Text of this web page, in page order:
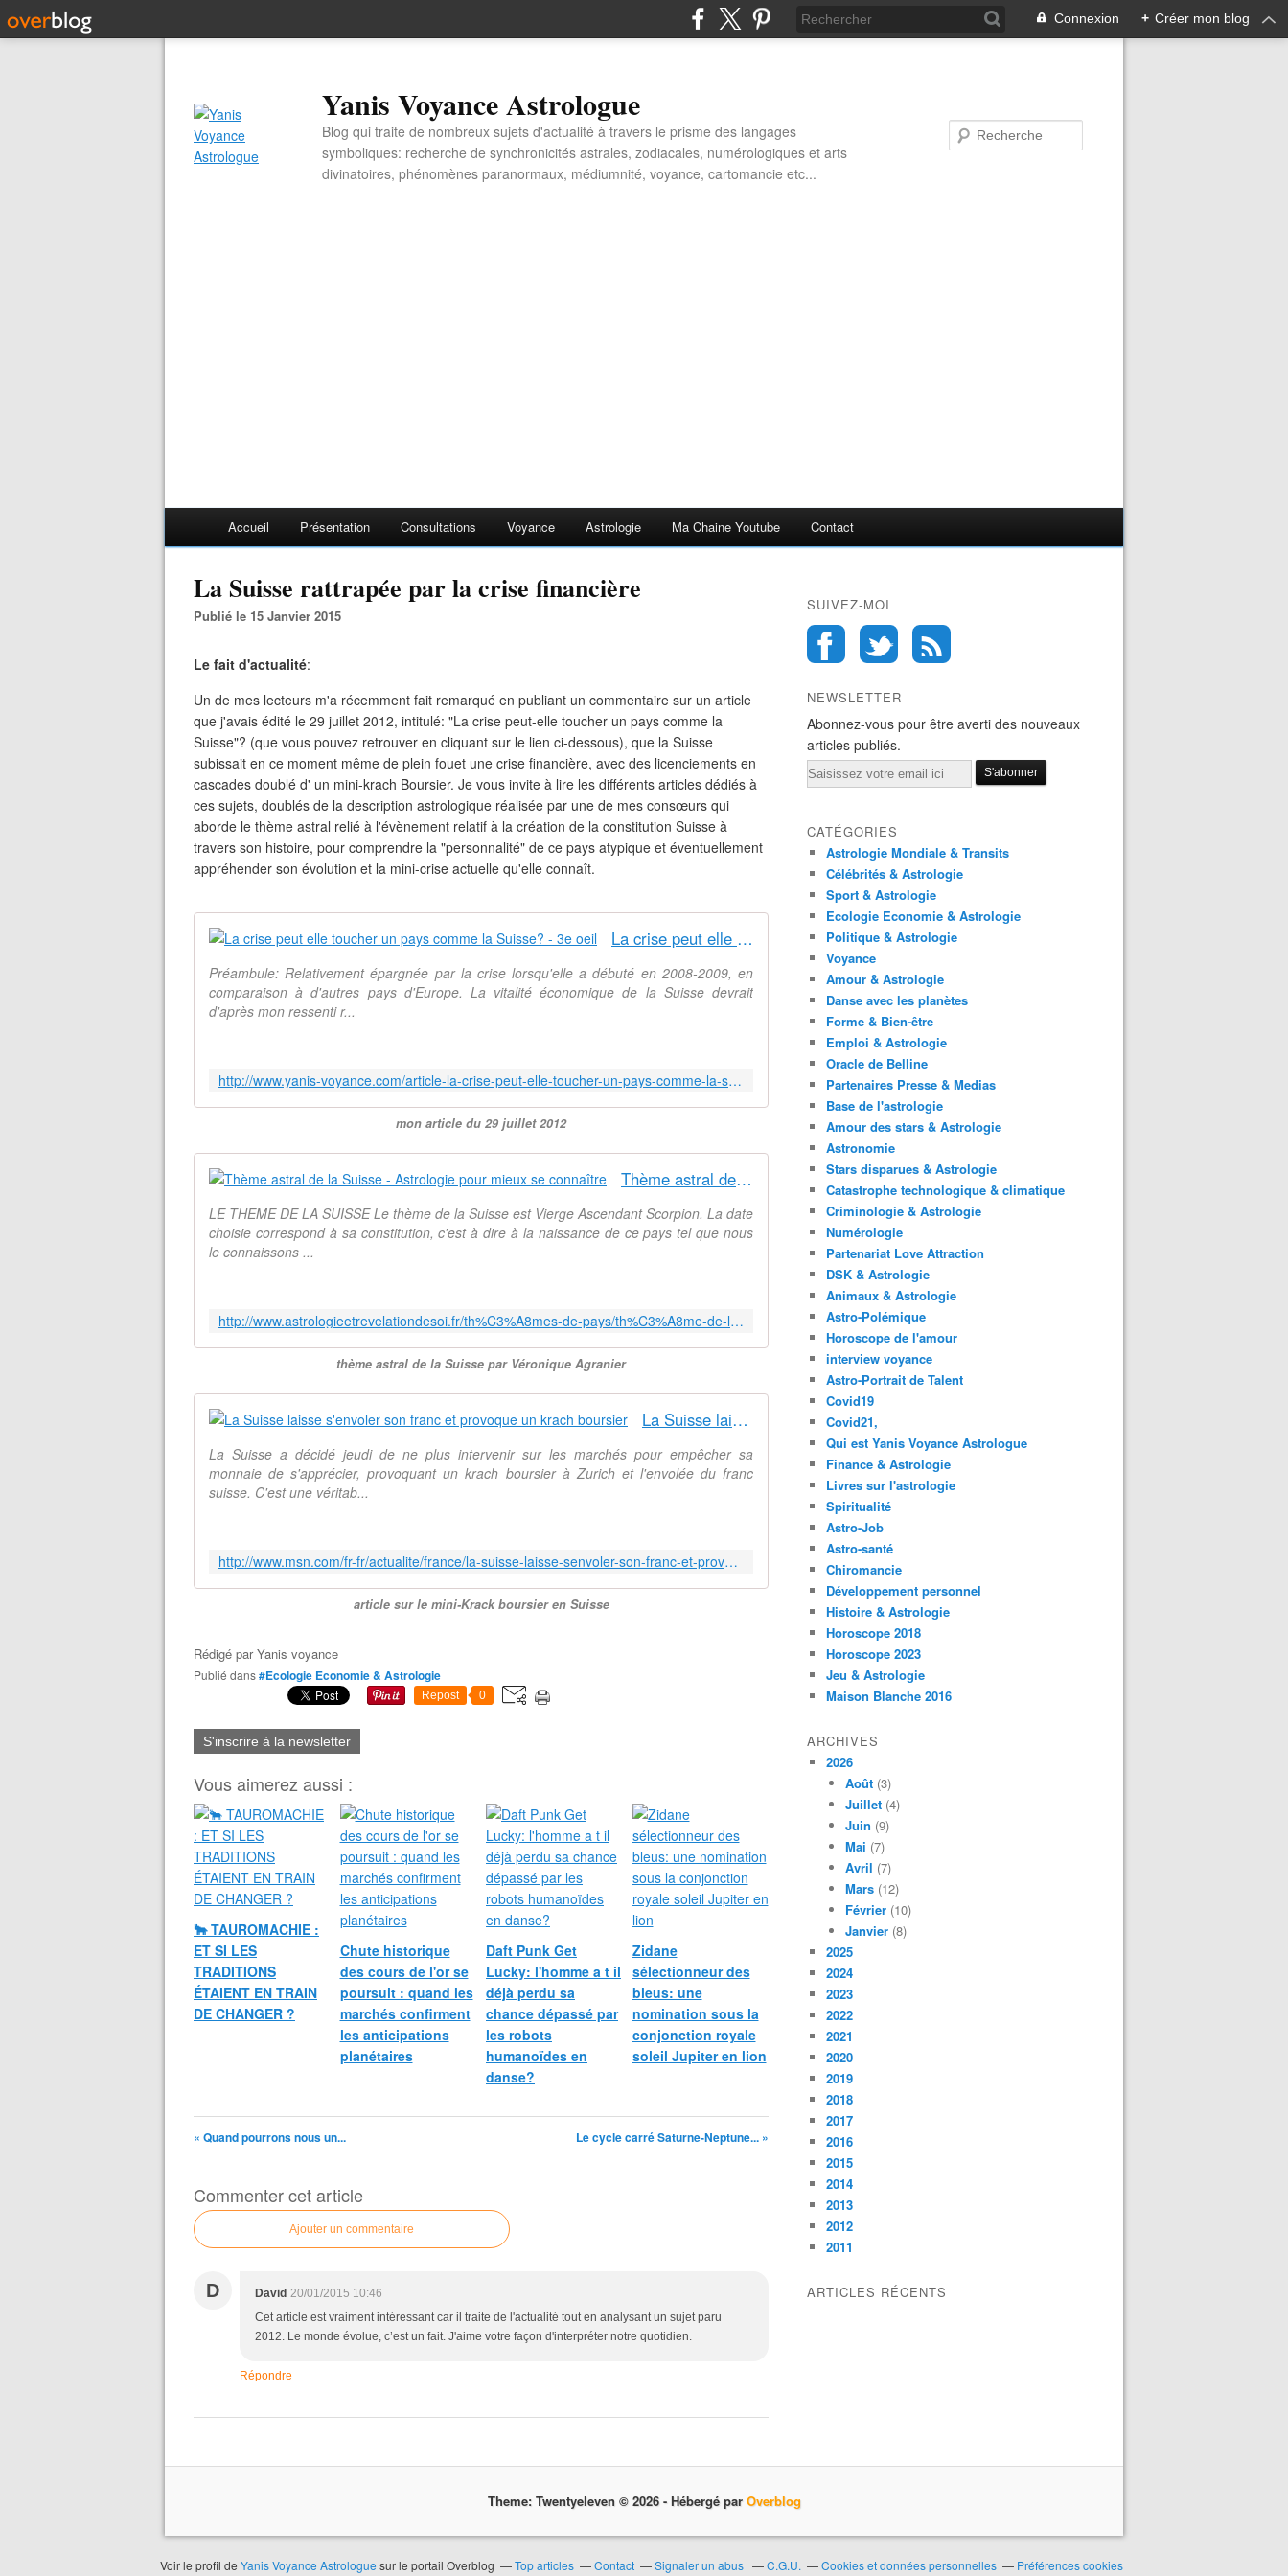
Connexion + Créer mon blog
Yanis Voyance Astrologue
Blog qui traite de nombreux sujets d'actualité à travers le prisme des langages
symboliques: recherche de synchronicités astrales, zodiacales, numérologiques et arts
divinatoires, phénomènes paranormaux, médiumnité, voyance, cartomancie etc...
Accueil Présentation Consultations Voyance Astrologie Ma Chaine Youtube Contact
La Suisse rattrapée par la crise financière
Publié le 15 Janvier 2015
Le fait d'actualité:
Un de mes lecteurs m'a récemment fait remarqué en publiant un commentaire sur un article
que j'avais édité le 29 juillet 2012, intitulé: "La crise peut-elle toucher un pays comme la
Suisse"? (que vous pouvez retrouver en cliquant sur le lien ci-dessous), que la Suisse
subissait en ce moment même de plein fouet une crise financière, avec des licenciements en
cascades doublé d' un mini-krach Boursier. Je vous invite à lire les différents articles dédiés à
ces sujets, doublés de la description astrologique réalisée par une de mes consœurs qui
aborde le thème astral relié à l'évènement relatif à la création de la constitution Suisse à
travers son histoire, pour comprendre la "personnalité" de ce pays atypique et éventuellement
appréhender son évolution et la mini-crise actuelle qu'elle connaît.
La crise peut elle toucher un pays comme la Suisse? - 3e oeil
Préambule: Relativement épargnée par la crise lorsqu'elle a débuté en 2008-2009, en
comparaison à d'autres pays d'Europe. La vitalité économique de la Suisse devrait
d'après mon ressenti r...
http://www.yanis-voyance.com/article-la-crise-peut-elle-toucher-un-pays-comme-la-suisse-108622711.html
mon article du 29 juillet 2012
Thème astral de la Suisse - Astrologie pour mieux se connaître
LE THEME DE LA SUISSE Le thème de la Suisse est Vierge Ascendant Scorpion. La date
choisie correspond à sa constitution, c'est à dire à la naissance de ce pays tel que nous
le connaissons ...
http://www.astrologieetrevelationdesoi.fr/th%C3%A8mes-de-pays/th%C3%A8me-de-la-suisse/
thème astral de la Suisse par Véronique Agranier
La Suisse laisse s'envoler son franc et provoque un krach boursier
La Suisse a décidé jeudi de ne plus intervenir sur les marchés pour empêcher sa
monnaie de s'apprécier, provoquant un krach boursier à Zurich et l'envolée du franc
suisse. C'est une véritab...
http://www.msn.com/fr-fr/actualite/france/la-suisse-laisse-senvoler-son-franc-et-provoque-un-krach-boursier/ar-AA8cqiJ
article sur le mini-Krack boursier en Suisse
Rédigé parYanis voyance
Publié dans#Ecologie Economie & Astrologie
Repost 0
S'inscrire à la newsletter
Vous aimerez aussi :
🐂 TAUROMACHIE :
ET SI LES
TRADITIONS
ÉTAIENT EN TRAIN
DE CHANGER ?
Chute historique
des cours de l'or se
poursuit : quand les
marchés confirment
les anticipations
planétaires
Daft Punk Get
Lucky: l'homme a t il
déjà perdu sa
chance dépassé par
les robots
humanoïdes en
danse?
Zidane
sélectionneur des
bleus: une
nomination sous la
conjonction royale
soleil Jupiter en lion
« Quand pourrons nous un... Le cycle carré Saturne-Neptune... »
Commenter cet article
Ajouter un commentaire
D David 20/01/2015 10:46
Cet article est vraiment intéressant car il traite de l'actualité tout en analysant un sujet paru
2012. Le monde évolue, c’est un fait. J'aime votre façon d'interpréter notre quotidien.
Répondre
SUIVEZ-MOI
NEWSLETTER
Abonnez-vous pour être averti des nouveaux
articles publiés.
Email
CATÉGORIES
Astrologie Mondiale & Transits
Célébrités & Astrologie
Sport & Astrologie
Ecologie Economie & Astrologie
Politique & Astrologie
Voyance
Amour & Astrologie
Danse avec les planètes
Forme & Bien-être
Emploi & Astrologie
Oracle de Belline
Partenaires Presse & Medias
Base de l'astrologie
Amour des stars & Astrologie
Astronomie
Stars disparues & Astrologie
Catastrophe technologique & climatique
Criminologie & Astrologie
Numérologie
Partenariat Love Attraction
DSK & Astrologie
Animaux & Astrologie
Astro-Polémique
Horoscope de l'amour
interview voyance
Astro-Portrait de Talent
Covid19
Covid21,
Qui est Yanis Voyance Astrologue
Finance & Astrologie
Livres sur l'astrologie
Spiritualité
Astro-Job
Astro-santé
Chiromancie
Développement personnel
Histoire & Astrologie
Horoscope 2018
Horoscope 2023
Jeu & Astrologie
Maison Blanche 2016
ARCHIVES
2026
Août (3)
Juillet (4)
Juin (9)
Mai (7)
Avril (7)
Mars (12)
Février (10)
Janvier (8)
2025
2024
2023
2022
2021
2020
2019
2018
2017
2016
2015
2014
2013
2012
2011
ARTICLES RÉCENTS
Theme: Twentyeleven © 2026 - Hébergé par Overblog
Voir le profil de Yanis Voyance Astrologue sur le portail Overblog Top articles Contact Signaler un abus C.G.U. Cookies et données personnelles Préférences cookies